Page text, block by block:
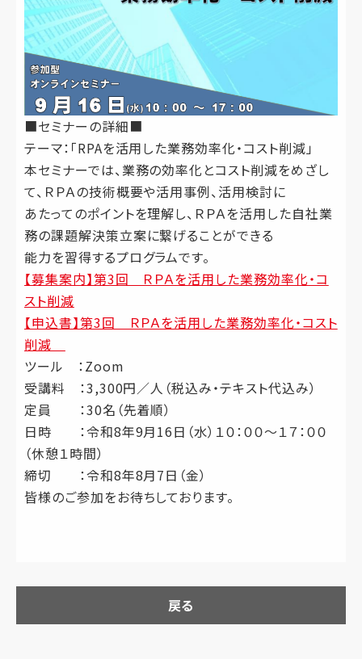
■セミナーの詳細■
テーマ：「RPAを活用した業務効率化・コスト削減」
本セミナーでは、業務の効率化とコスト削減をめざし
て、ＲＰＡの技術概要や活用事例、活用検討に
あたってのポイントを理解し、ＲＰＡを活用した自社業
務の課題解決策立案に繋げることができる
能力を習得するプログラムです。
【募集案内】第3回 ＲＰＡを活用した業務効率化・コ
スト削減
【申込書】第3回 ＲＰＡを活用した業務効率化・コスト
削減
ツール ：Zoom
受講料 ：3,300円／人（税込み・テキスト代込み）
定員 ：30名（先着順）
日時 ：令和8年9月16日（水）１０：００～１７：００
（休憩１時間）
締切 ：令和8年8月7日（金）
皆様のご参加をお待ちしております。
戻る